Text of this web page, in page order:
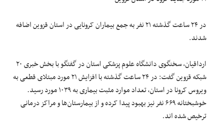
در ۲۴ ساعت گذشته ۲۱ نفر به جمع بیماران کرونایی در استان قزوین اضافه
شدند.
ارداقیان، سخنگوی دانشگاه علوم پزشکی استان در گفتگو با بخش خبری ۲۰
شبکه قزوین گفت: در ۲۴ ساعت گذشته با افزایش ۲۱ مورد مبتلای قطعی به
ویروس کرونا در استان، تعداد موارد مثبت بیماری به ۱۰۳۹ مورد رسید.
خوشبختانه ۶۶۹ نفر نیز بهبود پیدا کرده و از بیمارستان‌ها و مراکز درمانی
ترخیص شده اند.